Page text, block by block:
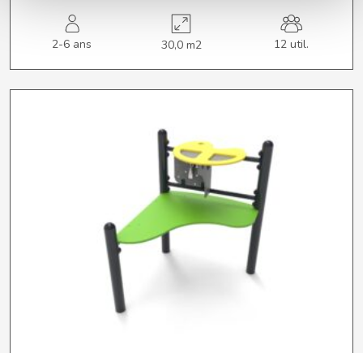
2-6 ans 30,0 m2 12 util.